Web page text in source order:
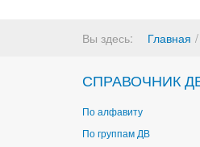
Вы здесь: Главная
СПРАВОЧНИК
По алфавиту
По группам ДВ